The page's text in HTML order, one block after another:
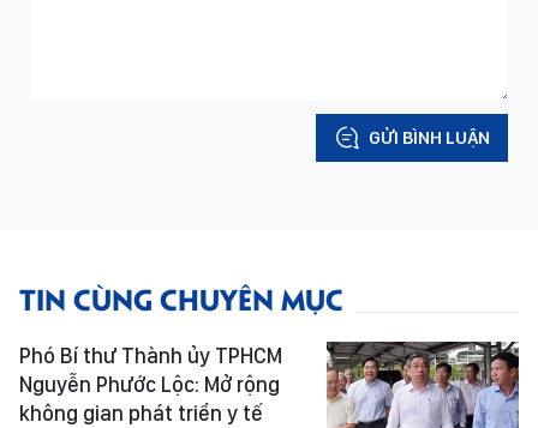
GỬI BÌNH LUẬN
TIN CÙNG CHUYÊN MỤC
Phó Bí thư Thành ủy TPHCM
Nguyễn Phước Lộc: Mở rộng
không gian phát triển y tế